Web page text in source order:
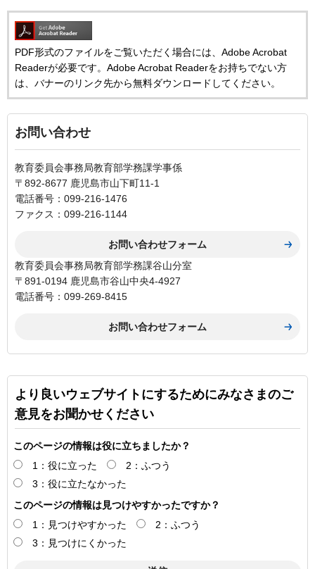
PDF形式のファイルをご覧いただく場合には、Adobe Acrobat
Readerが必要です。Adobe Acrobat Readerをお持ちでない方
は、バナーのリンク先から無料ダウンロードしてください。
お問い合わせ
教育委員会事務局教育部学務課学事係
〒892-8677 鹿児島市山下町11-1
電話番号：099-216-1476
ファクス：099-216-1144
教育委員会事務局教育部学務課谷山分室
〒891-0194 鹿児島市谷山中央4-4927
電話番号：099-269-8415
より良いウェブサイトにするためにみなさまのご
意見をお聞かせください
このページの情報は役に立ちましたか？
1：役に立った
2：ふつう
3：役に立たなかった
このページの情報は見つけやすかったですか？
1：見つけやすかった
2：ふつう
3：見つけにくかった